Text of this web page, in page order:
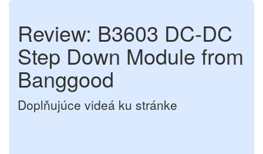
Review: B3603 DC-DC
Step Down Module from
Banggood
Doplňujúce videá ku stránke